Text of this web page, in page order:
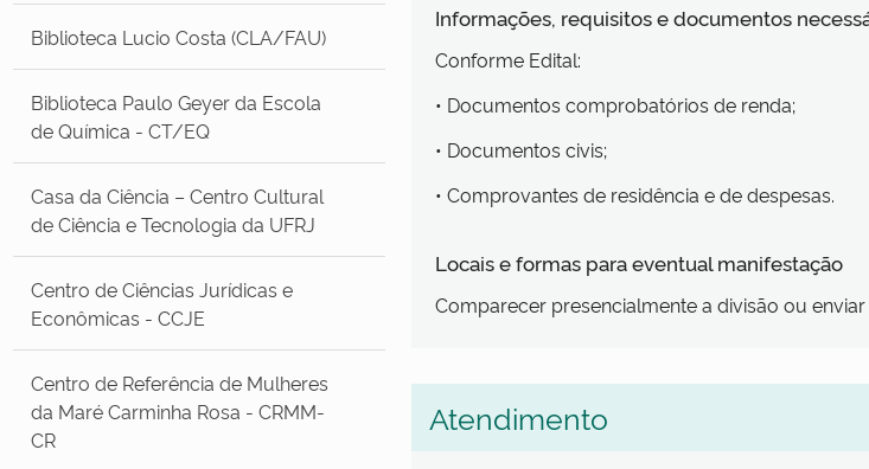
Biblioteca Lucio Costa (CLA/FAU)
Biblioteca Paulo Geyer da Escola
de Química - CT/EQ
Casa da Ciência – Centro Cultural
de Ciência e Tecnologia da UFRJ
Centro de Ciências Jurídicas e
Econômicas - CCJE
Centro de Referência de Mulheres
da Maré Carminha Rosa - CRMM-
CR
Informações, requisitos e documentos
Conforme Edital:
• Documentos comprobatórios de renda;
• Documentos civis;
• Comprovantes de residência e de despesas.
Locais e formas para eventual manifestação
Comparecer presencialmente a divisão ou
Atendimento